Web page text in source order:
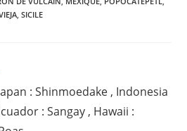
SICILE
: Shinmoedake , Indonesia
: Sangay , Hawaii :